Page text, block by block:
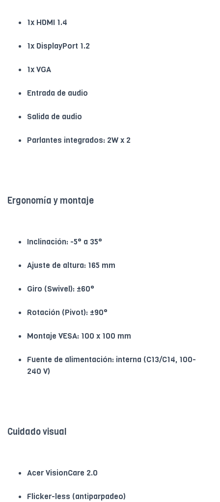
1x HDMI 1.4
1x DisplayPort 1.2
1x VGA
Entrada de audio
Salida de audio
Parlantes integrados: 2W x 2
Ergonomía y montaje
Inclinación: -5° a 35°
Ajuste de altura: 165 mm
Giro (Swivel): ±60°
Rotación (Pivot): ±90°
Montaje VESA: 100 x 100 mm
Fuente de alimentación: interna (C13/C14, 100-
240 V)
Cuidado visual
Acer VisionCare 2.0
Flicker-less (antiparpadeo)